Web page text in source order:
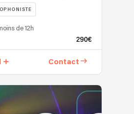
de 12h
290€
Contact